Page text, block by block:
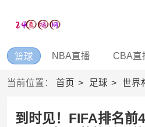
篮球 NBA直播 CBA直
当前位置： 首页 足球 世界
到时见！FIFA排名前